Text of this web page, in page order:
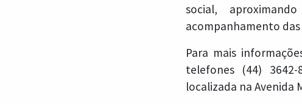
social,
acompanhamento
Para mais
telefones (44)
localizada na Avenida